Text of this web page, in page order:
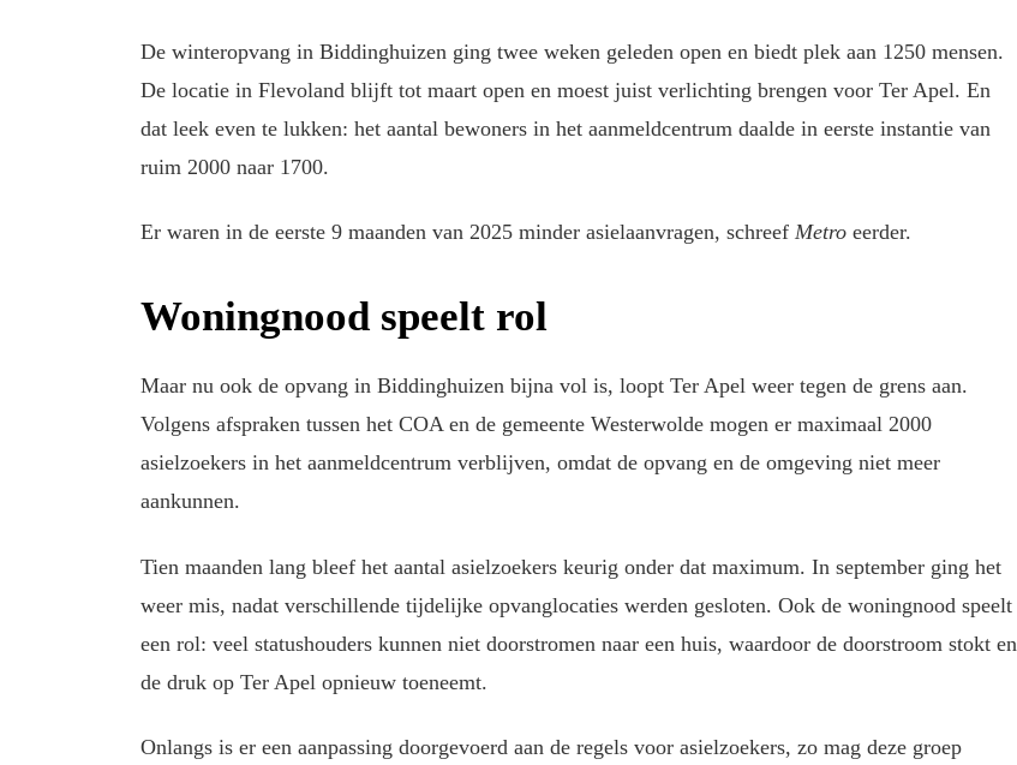
De winteropvang in Biddinghuizen ging twee weken geleden open en biedt plek aan 1250 mensen.
De locatie in Flevoland blijft tot maart open en moest juist verlichting brengen voor Ter Apel. En
dat leek even te lukken: het aantal bewoners in het aanmeldcentrum daalde in eerste instantie van
ruim 2000 naar 1700.
Er waren in de eerste 9 maanden van 2025 minder asielaanvragen, schreef Metro eerder.
Woningnood speelt rol
Maar nu ook de opvang in Biddinghuizen bijna vol is, loopt Ter Apel weer tegen de grens aan.
Volgens afspraken tussen het COA en de gemeente Westerwolde mogen er maximaal 2000
asielzoekers in het aanmeldcentrum verblijven, omdat de opvang en de omgeving niet meer
aankunnen.
Tien maanden lang bleef het aantal asielzoekers keurig onder dat maximum. In september ging het
weer mis, nadat verschillende tijdelijke opvanglocaties werden gesloten. Ook de woningnood speelt
een rol: veel statushouders kunnen niet doorstromen naar een huis, waardoor de doorstroom stokt en
de druk op Ter Apel opnieuw toeneemt.
Onlangs is er een aanpassing doorgevoerd aan de regels voor asielzoekers, zo mag deze groep